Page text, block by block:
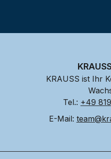
KRAUSS ist Ihr
Tel.: +49
E-Mail: